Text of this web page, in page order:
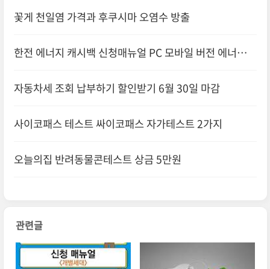
꽃게 천일염 가격과 후쿠시마 오염수 방출
한전 에너지 캐시백 신청매뉴얼 PC 모바일 버전 에너지마
자동차세 조회 납부하기 할인받기 6월 30일 마감
사이코패스 테스트 싸이코패스 자가테스트 2가지
오늘의집 반려동물콘테스트 상금 5만원
관련글